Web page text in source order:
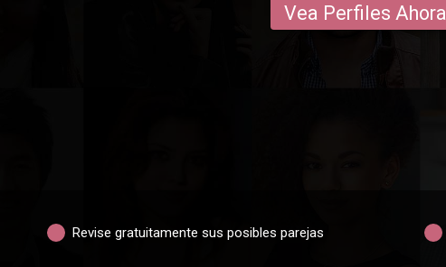
Vea Perfiles Ahora
Revise gratuitamente sus posibles parejas